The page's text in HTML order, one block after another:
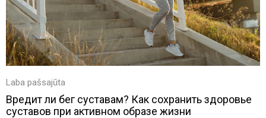
Laba pašsajūta
Вредит ли бег суставам? Как сохранить здоровье
суставов при активном образе жизни